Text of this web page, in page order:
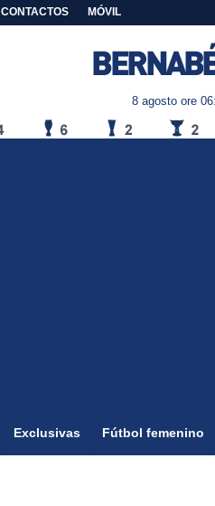
CONTACTOS MÓVIL
8 agosto ore
Exclusivas Fútbol femenino